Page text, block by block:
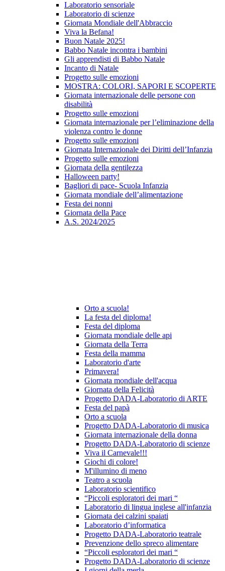
Laboratorio sensoriale
Laboratorio di scienze
Giornata Mondiale dell'Abbraccio
Viva la Befana!
Buon Natale 2025!
Babbo Natale incontra i bambini
Gli apprendisti di Babbo Natale
Incanto di Natale
Progetto sulle emozioni
MOSTRA: COLORI, SAPORI E SCOPERTE
Giornata internazionale delle persone con
disabilità
Progetto sulle emozioni
Giornata internazionale per l’eliminazione della
violenza contro le donne
Progetto sulle emozioni
Giornata Internazionale dei Diritti dell’Infanzia
Progetto sulle emozioni
Giornata della gentilezza
Halloween party!
Bagliori di pace- Scuola Infanzia
Giornata mondiale dell’alimentazione
Festa dei nonni
Giornata della Pace
A.S. 2024/2025
Orto a scuola!
La festa del diploma!
Festa del diploma
Giornata mondiale delle api
Giornata della Terra
Festa della mamma
Laboratorio d'arte
Primavera!
Giornata mondiale dell'acqua
Giornata della Felicità
Progetto DADA-Laboratorio di ARTE
Festa del papà
Orto a scuola
Progetto DADA-Laboratorio di musica
Giornata internazionale della donna
Progetto DADA-Laboratorio di scienze
Viva il Carnevale!!!
Giochi di colore!
M'illumino di meno
Teatro a scuola
Laboratorio scientifico
“Piccoli esploratori dei mari “
Laboratorio di lingua inglese all'infanzia
Giornata dei calzini spaiati
Laboratorio d’informatica
Progetto DADA-Laboratorio teatrale
Prevenzione dello spreco alimentare
“Piccoli esploratori dei mari “
Progetto DADA-Laboratorio di scienze